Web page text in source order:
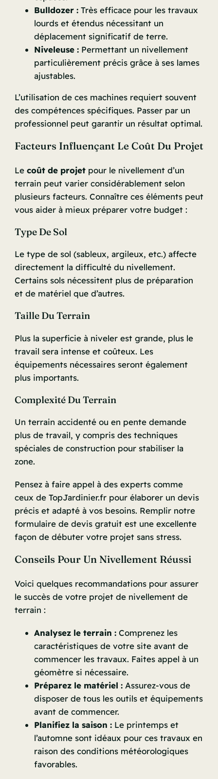
Bulldozer :Très efficace pour les travaux
lourds et étendus nécessitant un
déplacement significatif de terre.
Niveleuse :Permettant un nivellement
particulièrement précis grâce à ses lames
ajustables.
L’utilisation de ces machines requiert souvent
des compétences spécifiques. Passer par un
professionnel peut garantir un résultat optimal.
Facteurs Influençant Le Coût Du Projet
Le coût de projetpour le nivellement d’un
terrain peut varier considérablement selon
plusieurs facteurs. Connaître ces éléments peut
vous aider à mieux préparer votre budget :
Type De Sol
Le type de sol (sableux, argileux, etc.) affecte
directement la difficulté du nivellement.
Certains sols nécessitent plus de préparation
et de matériel que d’autres.
Taille Du Terrain
Plus la superficie à niveler est grande, plus le
travail sera intense et coûteux. Les
équipements nécessaires seront également
plus importants.
Complexité Du Terrain
Un terrain accidenté ou en pente demande
plus de travail, y compris des techniques
spéciales de construction pour stabiliser la
zone.
Pensez à faire appel à des experts comme
ceux de TopJardinier.fr pour élaborer un devis
précis et adapté à vos besoins. Remplir notre
formulaire de devis gratuit est une excellente
façon de débuter votre projet sans stress.
Conseils Pour Un Nivellement Réussi
Voici quelques recommandations pour assurer
le succès de votre projet de nivellement de
terrain :
Analysez le terrain :Comprenez les
caractéristiques de votre site avant de
commencer les travaux. Faites appel à un
géomètre si nécessaire.
Préparez le matériel :Assurez-vous de
disposer de tous les outils et équipements
avant de commencer.
Planifiez la saison :Le printemps et
l’automne sont idéaux pour ces travaux en
raison des conditions météorologiques
favorables.